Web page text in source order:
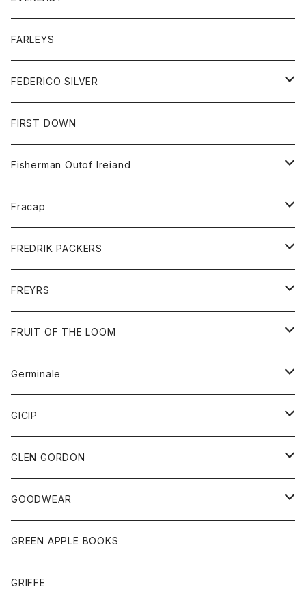
シャツ
セーター
ボトム
ショートパンツ
パンツ
レディース
コート
ジャケット
Tシャツ
ボトム
トップス
ジャケット
スエットシャツ
ボトム
スエットパンツ
グッズ
帽子
FARLEYS
FEDERICO SILVER
アクセサリー
FIRST DOWN
Fisherman Outof Ireiand
ニット
Fracap
グッズ
靴
FREDRIK PACKERS
アクセサリー
バッグ
FREYRS
サングラス
FRUIT OF THE LOOM
アウター
パーカー
グッズ
ネクタイ
チーフ
トップス
シャツ
タンクトップ
ボトム
ショートパンツ
スカート
レディース
スカート
Germinale
靴
サンダル
GICIP
トップス
Tシャツ
GLEN GORDON
グッズ
手袋
GOODWEAR
トップス
Tシャツ
GREEN APPLE BOOKS
GRIFFE